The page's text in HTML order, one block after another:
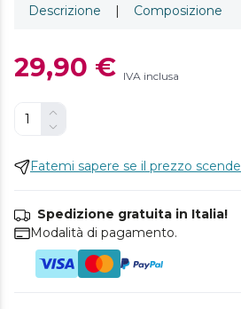
Descrizione | Composizione
29,90 € IVA inclusa
Fatemi sapere se il prezzo scende
Spedizione gratuita in Italia!
Modalità di pagamento.